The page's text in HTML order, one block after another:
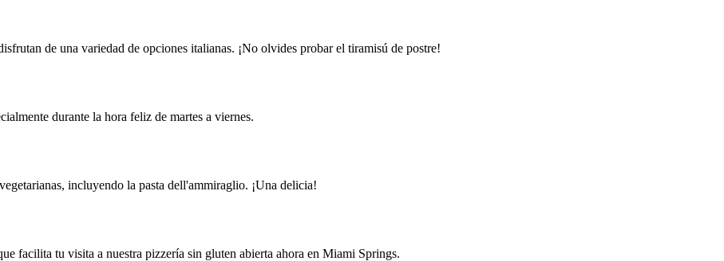
de una variedad de opciones italianas. ¡No olvides probar el tiramisú de postre!
durante la hora feliz de martes a viernes.
incluyendo la pasta dell'ammiraglio. ¡Una delicia!
facilita tu visita a nuestra pizzería sin gluten abierta ahora en Miami Springs.